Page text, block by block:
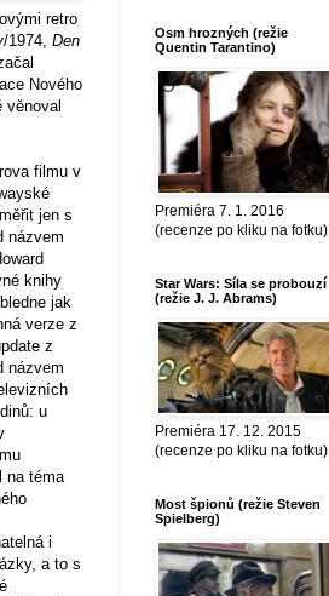
retro
/1974, Den
Nového
filmu v
jen s
názvem
knihy
jak
verze z
z
názvem
u
na téma
i
a to s
Osm hrozných (režie
Quentin Tarantino)
Premiéra 7. 1. 2016
(recenze po kliku na fotku)
Star Wars: Síla se probouzí
(režie J. J. Abrams)
Premiéra 17. 12. 2015
(recenze po kliku na fotku)
Most špionů (režie Steven
Spielberg)